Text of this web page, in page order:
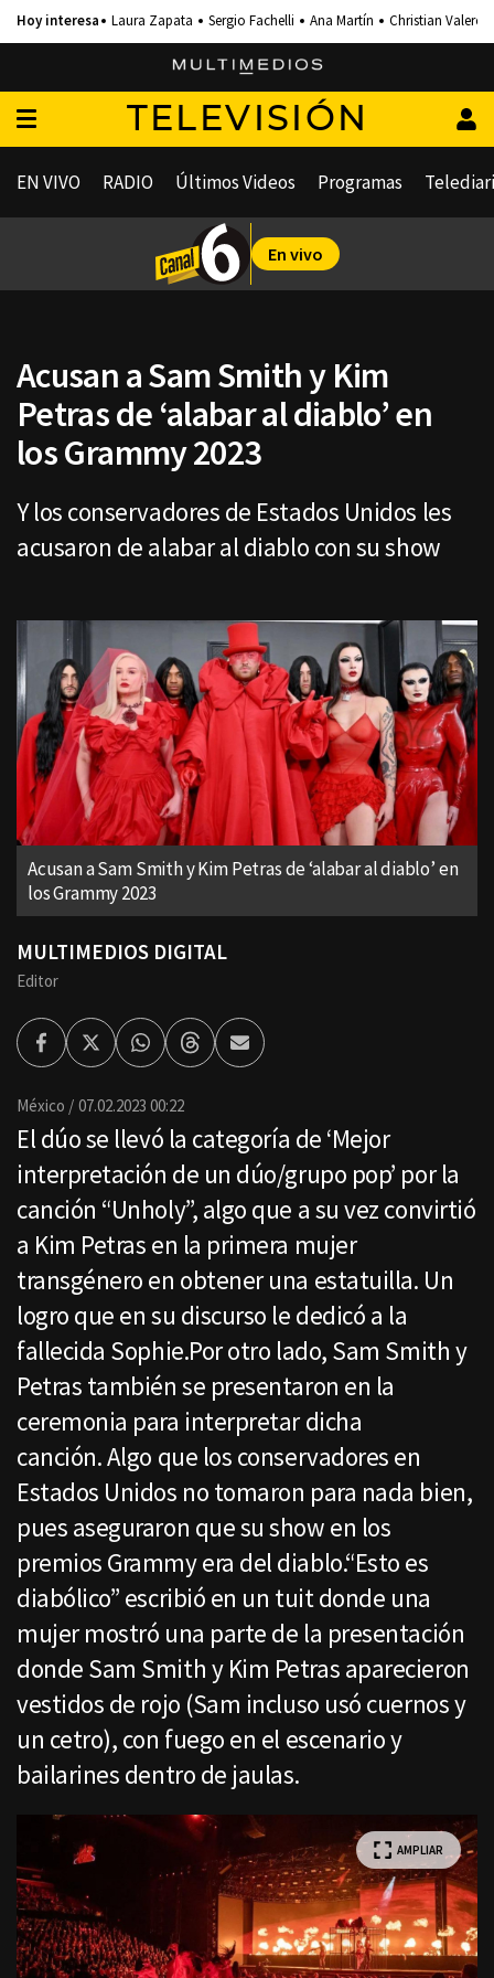
Laura Zapata Sergio Fachelli Ana Martín Christian Valero
TELEVISIÓN
EN VIVO RADIO Últimos Videos Programas
En vivo
Acusan a Sam Smith y Kim
Petras de ‘alabar al diablo’ en
los Grammy 2023
Y los conservadores de Estados Unidos les
acusaron de alabar al diablo con su show
Acusan a Sam Smith y Kim Petras de ‘alabar al diablo’ en
los Grammy 2023
MULTIMEDIOS DIGITAL
Editor
FacebookTwitterWhatsappThreadsEnviar
por
México 07.02.2023 00:22
El dúo se llevó la categoría de ‘Mejor
interpretación de un dúo/grupo pop’ por la
canción “Unholy”, algo que a su vez convirtió
a Kim Petras en la primera mujer
transgénero en obtener una estatuilla. Un
logro que en su discurso le dedicó a la
fallecida Sophie.Por otro lado, Sam Smith y
Petras también se presentaron en la
ceremonia para interpretar dicha
canción. Algo que los conservadores en
Estados Unidos no tomaron para nada bien,
pues aseguraron que su show en los
premios Grammy era del diablo.“Esto es
diabólico” escribió en un tuit donde una
mujer mostró una parte de la presentación
donde Sam Smith y Kim Petras aparecieron
vestidos de rojo (Sam incluso usó cuernos y
un cetro), con fuego en el escenario y
bailarines dentro de jaulas.
AMPLIAR